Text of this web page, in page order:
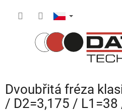
Dvoubřitá fréza
/ D2=3,175 / L1=38